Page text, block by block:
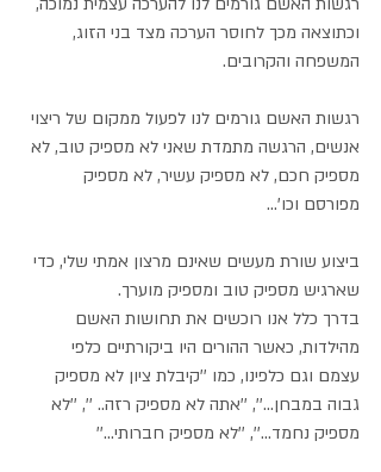
וכתוצאה מכך לחוסר הערכה מצד בני הזוג,
המשפחה והקרובים.
רגשות האשם גורמים לנו לפעול ממקום של ריצוי
אנשים, הרגשה מתמדת שאני לא מספיק טוב, לא
מספיק חכם, לא מספיק עשיר, לא מספיק
מפורסם וכו'...
ביצוע שורת מעשים שאינם מרצון אמתי שלי, כדי
שארגיש מספיק טוב ומספיק מוערך.
בדרך כלל אנו רוכשים את תחושות האשם
מהילדות, כאשר ההורים היו ביקורתיים כלפי
עצמם וגם כלפינו, כמו ''קיבלת ציון לא מספיק
גבוה במבחן...'', ''אתה לא מספיק רזה.. '', ''לא
מספיק נחמד...'', ''לא מספיק חברותי...''